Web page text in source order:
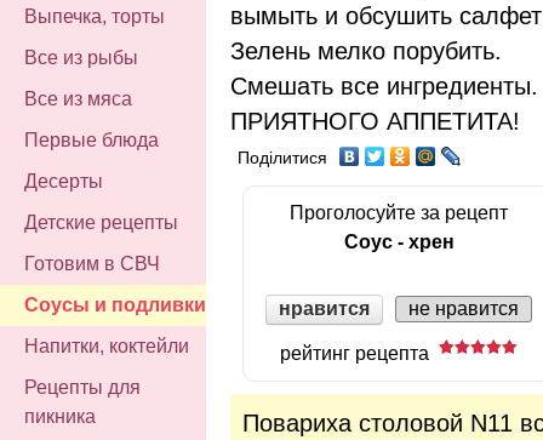
Выпечка, торты
Все из рыбы
Все из мяса
Первые блюда
Десерты
Детские рецепты
Готовим в СВЧ
Соусы и подливки
Напитки, коктейли
Рецепты для
пикника
вымыть и обсушить
Зелень мелко порубить.
Смешать все ингредиенты.
ПРИЯТНОГО АППЕТИТА!
Поділитися
Проголосуйте за рецепт
Соус - хрен
нравится не нравится
рейтинг рецепта
Повариха столовой N11